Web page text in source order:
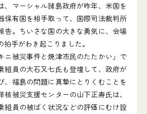
、マーシャル諸島政府が昨年、米国を
保有国を相手取って、国際司法裁判所
告。ちいさな国の大きな勇気に、会場
手がわき起こりました。
ニ被災事件と焼津市民のたたかい」で
組員の大石又七氏も登壇して、政府が
、福島の問題に真摯にとりくむことを
被災支援センターの山下正寿氏は、
組員の被ばく状況などの評価にむけ設